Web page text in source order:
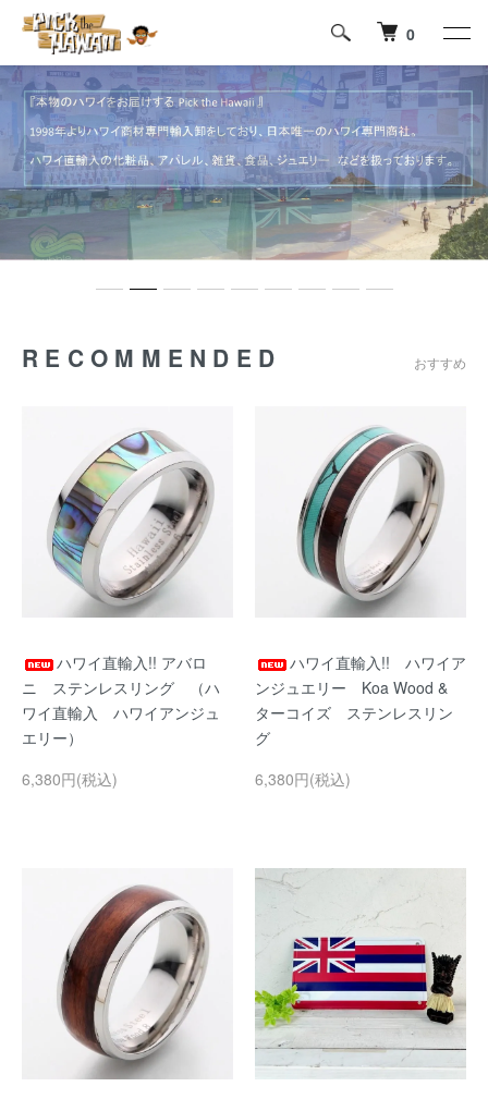
0
RECOMMENDED おすすめ
ハワイ直輸入!! アバロ
ニ ステンレスリング （ハ
ワイ直輸入 ハワイアンジュ
エリー）
6,380円(税込)
ハワイ直輸入!! ハワイア
ンジュエリー Koa Wood &
ターコイズ ステンレスリン
グ
6,380円(税込)